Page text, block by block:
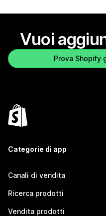
Vuoi
Prova Shopify
Categorie di app
Canali di vendita
Ricerca prodotti
Vendita prodotti